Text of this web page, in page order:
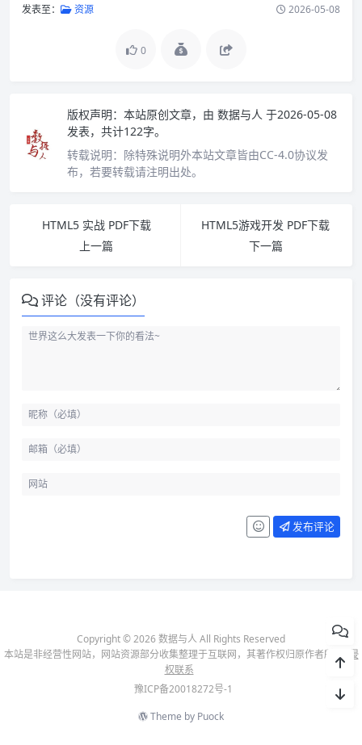
发表至： 资源 2026-05-08
0
版权声明： 本站原创文章，由 数据与人 于2026-05-08
发表，共计122字。
转载说明： 除特殊说明外本站文章皆由CC-4.0协议发
布，若要转载请注明出处。
HTML5 实战 PDF下载
上一篇
HTML5游戏开发 PDF下载
下一篇
评论（没有评论）
发布评论
Copyright © 2026 数据与人 All Rights Reserved
本站是非经营性网站，网站资源部分收集整理于互联网，其著作权归原作者所有-
侵
权联系
豫ICP备20018272号-1
Theme by Puock